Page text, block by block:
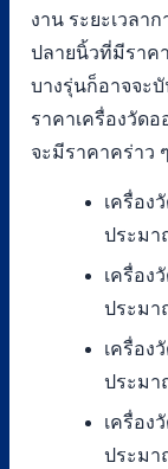
งาน ระยะเวลา
ปลายนิ้วที่มีราค
บางรุ่นก็อาจจะ
ราคาเครื่องวัด
จะมีราคาคร่าว
เครื่อง
ประมา
เครื่อง
ประมา
เครื่อง
ประมา
เครื่อง
ประมา